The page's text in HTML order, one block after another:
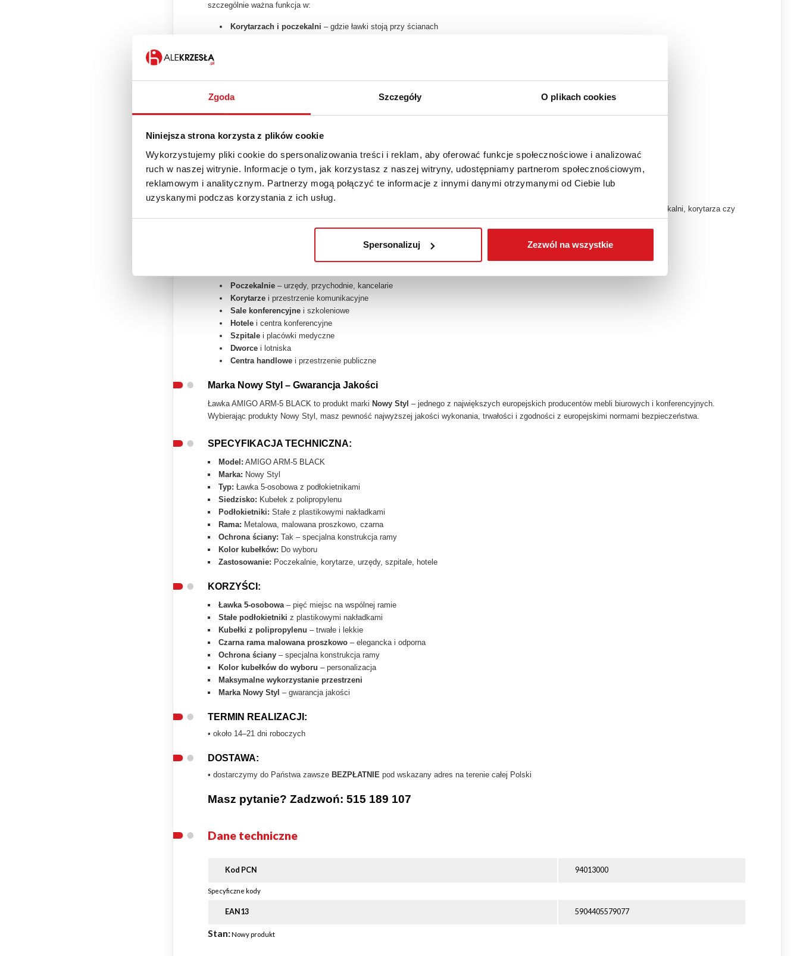
Zgoda Szczegóły O plikach cookies
Niniejsza strona korzysta z plików cookie
Wykorzystujemy pliki cookie do spersonalizowania treści i reklam, aby oferować funkcje społecznościowe i analizować
ruch w naszej witrynie. Informacje o tym, jak korzystasz z naszej witryny, udostępniamy partnerom społecznościowym,
reklamowym i analitycznym. Partnerzy mogą połączyć te informacje z innymi danymi otrzymanymi od Ciebie lub
uzyskanymi podczas korzystania z ich usług.
Spersonalizuj Zezwól na wszystkie
szczególnie ważna funkcja w:
Korytarzach i poczekalni – gdzie ławki stoją przy ścianach
Trwałość koloruprzez długie lata użytkowania
Elegancki, profesjonalny wygląd
Uniwersalność– czerń pasuje do każdego wnętrza
Kolor Kubełków Do Wyboru
. Możesz dopasować kolorystykę do wystroju poczekalni, korytarza czy
sali konferencyjnej. Czarna rama pięknie komponuje się z każdym kolorem kubełków, tworząc spójną, profesjonalną całość.
Ławka AMIGO ARM-5 BLACK sprawdzi się w wielu miejscach:
Poczekalnie – urzędy, przychodnie, kancelarie
Korytarze i przestrzenie komunikacyjne
Sale konferencyjne i szkoleniowe
Hotele i centra konferencyjne
Szpitale i placówki medyczne
Dworce i lotniska
Centra handlowe i przestrzenie publiczne
Marka Nowy Styl – Gwarancja Jakości
Ławka AMIGO ARM-5 BLACK to produkt marki Nowy Styl – jednego z największych europejskich producentów mebli biurowych i konferencyjnych.
Wybierając produkty Nowy Styl, masz pewność najwyższej jakości wykonania, trwałości i zgodności z europejskimi normami bezpieczeństwa.
SPECYFIKACJA TECHNICZNA:
Model: AMIGO ARM-5 BLACK
Marka: Nowy Styl
Typ: Ławka 5-osobowa z podłokietnikami
Siedzisko: Kubełek z polipropylenu
Podłokietniki: Stałe z plastikowymi nakładkami
Rama: Metalowa, malowana proszkowo, czarna
Ochrona ściany: Tak – specjalna konstrukcja ramy
Kolor kubełków: Do wyboru
Zastosowanie: Poczekalnie, korytarze, urzędy, szpitale, hotele
KORZYŚCI:
Ławka 5-osobowa– pięć miejsc na wspólnej ramie
Stałe podłokietniki z plastikowymi nakładkami
Kubełki z polipropylenu – trwałe i lekkie
Czarna rama malowana proszkowo – elegancka i odporna
Ochrona ściany – specjalna konstrukcja ramy
Kolor kubełków do wyboru – personalizacja
Maksymalne wykorzystanie przestrzeni
Marka Nowy Styl – gwarancja jakości
TERMIN REALIZACJI:
• około 14–21 dni roboczych
DOSTAWA:
• dostarczymy do Państwa zawsze BEZPŁATNIEpod wskazany adres na terenie całej Polski
Masz pytanie? Zadzwoń: 515 189 107
Dane techniczne
Kod PCN 94013000
Specyficzne kody
EAN13 5904405579077
Stan:Nowy produkt